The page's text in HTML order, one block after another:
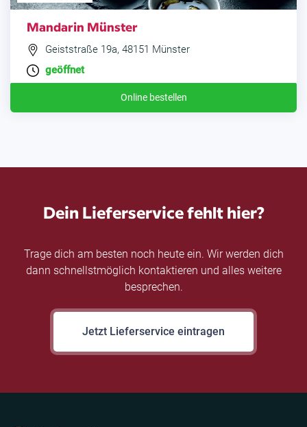
Mandarin Münster
Geiststraße 19a, 48151 Münster
geöffnet
Online bestellen
Dein Lieferservice fehlt hier?
Trage dich am besten noch heute ein. Wir werden dich
dann schnellstmöglich kontaktieren und alles weitere
besprechen.
Jetzt Lieferservice eintragen